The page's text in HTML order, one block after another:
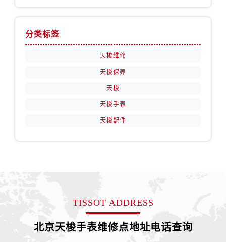
分类标签
天梭维修
天梭保养
天梭
天梭手表
天梭配件
TISSOT ADDRESS
北京天梭手表维修点地址电话查询